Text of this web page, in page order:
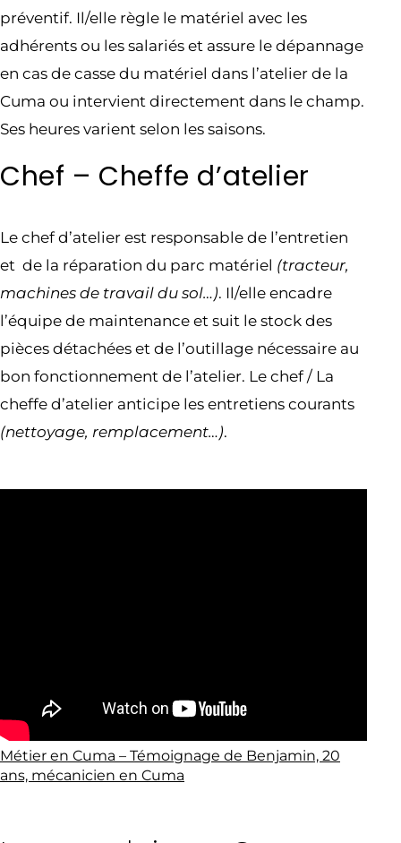
préventif. Il/elle règle le matériel avec les
adhérents ou les salariés et assure le dépannage
en cas de casse du matériel dans l’atelier de la
Cuma ou intervient directement dans le champ.
Ses heures varient selon les saisons.
Chef – Cheffe d’atelier
Le chef d’atelier est responsable de l’entretien
et de la réparation du parc matériel (tracteur,
machines de travail du sol…). Il/elle encadre
l’équipe de maintenance et suit le stock des
pièces détachées et de l’outillage nécessaire au
bon fonctionnement de l’atelier. Le chef / La
cheffe d’atelier anticipe les entretiens courants
(nettoyage, remplacement…).
Métier en Cuma – Témoignage de Benjamin, 20
ans, mécanicien en Cuma